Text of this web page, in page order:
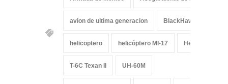
avion de ultima generacion BlackHawk
helicoptero helicóptero MI-17 Helicóptero
T-6C Texan II UH-60M